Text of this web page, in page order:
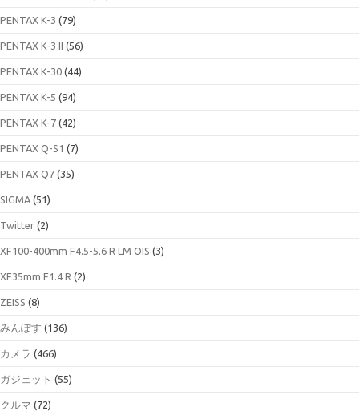
PENTAX K-3 (79)
PENTAX K-3 II (56)
PENTAX K-30 (44)
PENTAX K-5 (94)
PENTAX K-7 (42)
PENTAX Q-S1 (7)
PENTAX Q7 (35)
SIGMA (51)
Twitter (2)
XF100-400mm F4.5-5.6 R LM OIS (3)
XF35mm F1.4 R (2)
ZEISS (8)
みんぽす (136)
カメラ (466)
ガジェット (55)
クルマ (72)